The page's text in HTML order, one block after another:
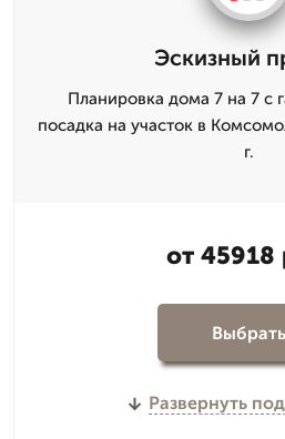
Эскизный
Планировка дома 7 на 7 с
посадка на участок в
г.
от 45918
Выбрать
Развернуть